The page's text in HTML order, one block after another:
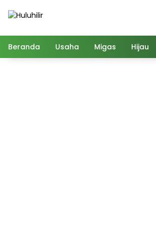
Beranda Usaha Migas Hijau